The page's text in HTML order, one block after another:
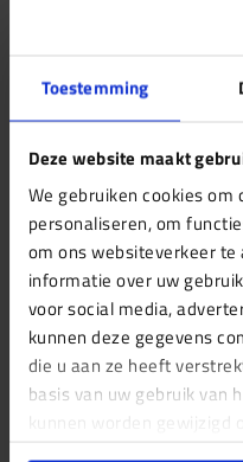
Toestemming
Deze website maakt
We gebruiken cookies
personaliseren, om
om ons websiteverkeer te
informatie over uw
voor social media,
kunnen deze gegevens
die u aan ze heeft
basis van uw gebruik van
kunnen worden gewijzigd
product kunt u een
Per post:
T.a.v. Keuringsdienst
Nieuwendammerdijk
Per mail:
Staat uw